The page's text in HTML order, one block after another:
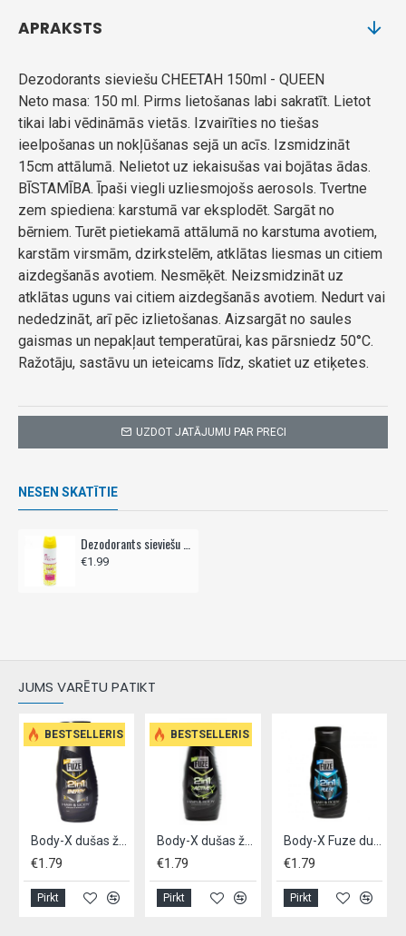
UZDOT JATĀJUMU PAR PRECI
APRAKSTS
Dezodorants sieviešu CHEETAH 150ml - QUEEN
Neto masa: 150 ml. Pirms lietošanas labi sakratīt. Lietot
tikai labi vēdināmās vietās. Izvairīties no tiešas
ieelpošanas un nokļūšanas sejā un acīs. Izsmidzināt
15cm attālumā. Nelietot uz iekaisušas vai bojātas ādas.
BĪSTAMĪBA. Īpaši viegli uzliesmojošs aerosols. Tvertne
zem spiediena: karstumā var eksplodēt. Sargāt no
bērniem. Turēt pietiekamā attālumā no karstuma avotiem,
karstām virsmām, dzirkstelēm, atklātas liesmas un citiem
aizdegšanās avotiem. Nesmēķēt. Neizsmidzināt uz
atklātas uguns vai citiem aizdegšanās avotiem. Nedurt vai
nededzināt, arī pēc izlietošanas. Aizsargāt no saules
gaismas un nepakļaut temperatūrai, kas pārsniedz 50°C.
Ražotāju, sastāvu un ieteicams līdz, skatiet uz etiķetes.
NESEN SKATĪTIE
€1.99
JUMS VARĒTU PATIKT
BESTSELLERIS
Body-X dušas želeja/šampūns "Fuze" 300 ml
€1.79
Pirkt
BESTSELLERIS
€1.79
Pirkt
€1.79
Pirkt